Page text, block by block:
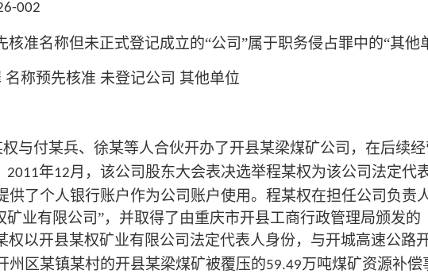
002
准名称但未正式登记成立的“公司”属于职务侵占罪中的“其他
名称预先核准 未登记公司 其他单位
与付某兵、徐某等人合伙开办了开县某梁煤矿公司，在后续
2011年12月，该公司股东大会表决选举程某权为该公司法定代
供了个人银行账户作为公司账户使用。程某权在担任公司负责
矿业有限公司”，并取得了由重庆市开县工商行政管理局颁发的
权以开县某权矿业有限公司法定代表人身份，与开城高速公路
州区某镇某村的开县某梁煤矿被覆压的59.49万吨煤矿资源补偿